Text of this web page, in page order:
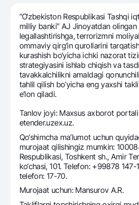
Hamma uchun USD uchun
Talab qilib olinguncha USD
Oltin omonat
NBU’dan oltin quymalar
Kumush omonat
UzCard/HUMO
Visa
Visa FIFA
Mastercard
Ish haqi
Garmin pay
Eskrou hisobvarag‘i
Tariflar
Aksiyalar
Milliy mobil ilovasi
Sayt bo‘yicha qidiring
Foydali havolalar
Ko'p beriladigan savollar
“O‘zbеkiston Rеspublikasi Tashqi
milliy banki” AJ Jinoyatdan
legallashtirishga, terrorizmni
ommaviy qirg‘in qurollarini
kurashish bo‘yicha ichki nazorat
strategiyasini ishlab chiqish va
tavakkalchilikni amaldagi
tahlil qilish bo’yicha eng yaxshi
e’lon qiladi.
Tanlov joyi: Maxsus axborot
etender.uzex.uz.
Qo‘shimcha ma’lumot uchun
murojaat qilishingiz mumkin:
Respublikasi, Toshkent sh., Amir
ko‘chasi, 101. Telefon: +99878 147-
telefon: 17-70.
Murojaat uchun: Mansurov A.R.